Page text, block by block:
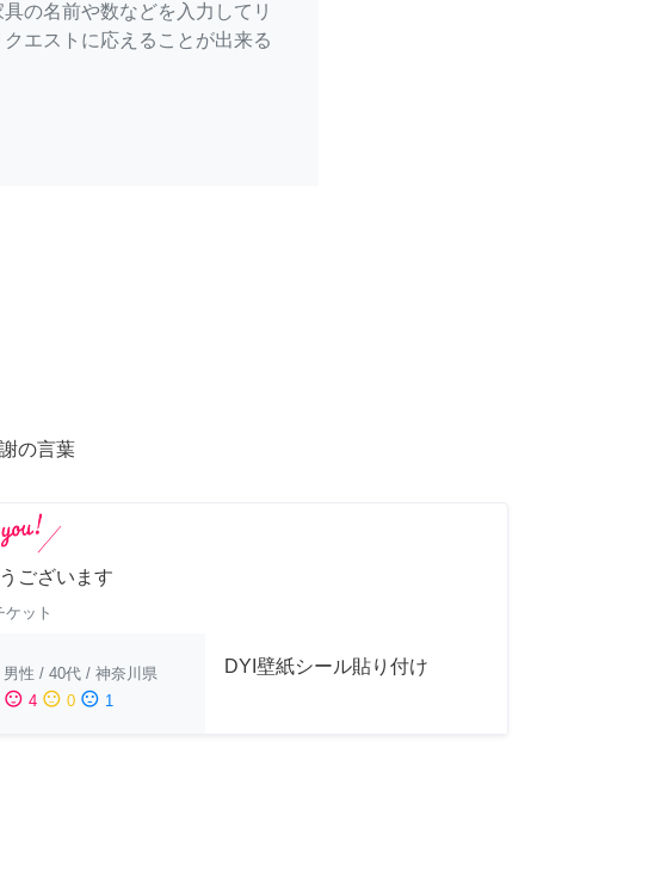
の名前や数などを入力してリ
エストに応えることが出来る
の言葉
ございます
ケット
男性 / 40代 / 神奈川県
sentiment_satisfied 4 sentiment_neutral 0 sentiment_dissatisfied 1
DYI壁紙シール貼り付け